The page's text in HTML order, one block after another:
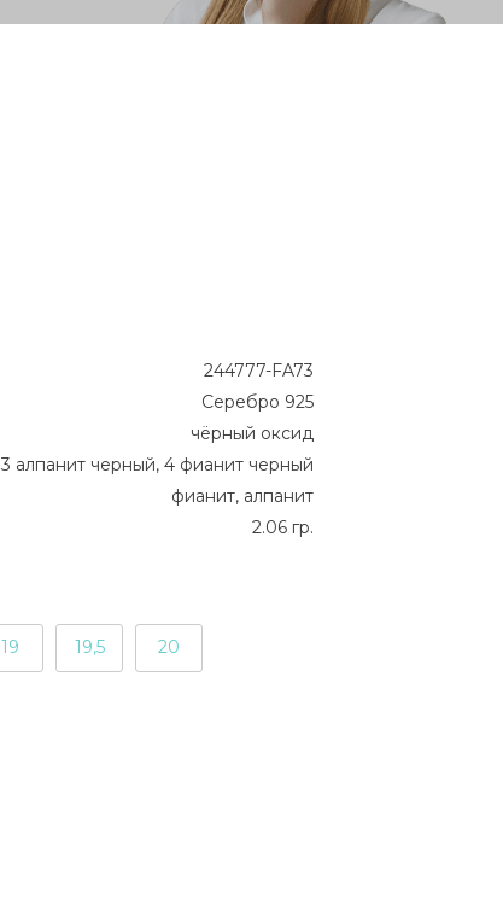
244777-FA73
Серебро 925
чёрный оксид
3 алпанит черный, 4 фианит черный
фианит, алпанит
2.06 гр.
19 19,5 20